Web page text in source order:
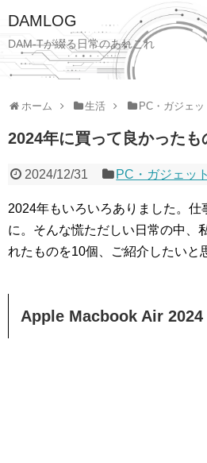
DAMLOG
DAM-Tが綴る日常のあれこれ
ホーム 生活 PC・ガジェッ
2024年に買って良かったも
2024/12/31 PC・ガジェット
2024年もいろいろありました。仕
に。そんな慌ただしい日常の中、
れたものを10個、ご紹介したいと
Apple Macbook Air